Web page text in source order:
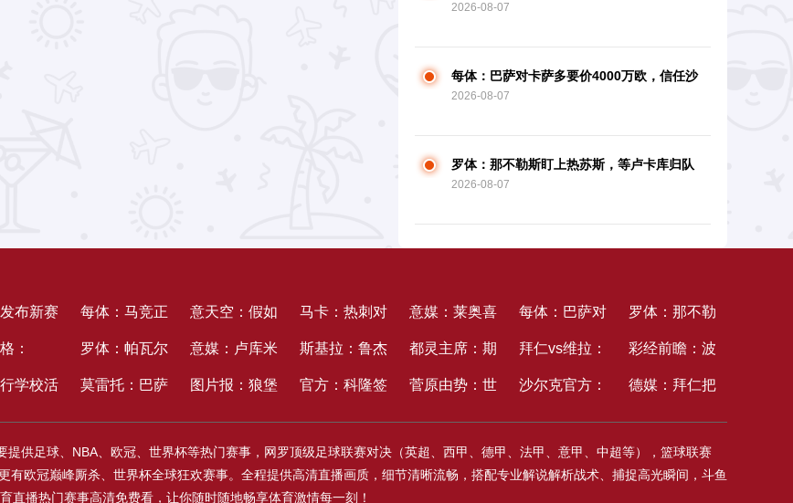
兰自己不想再归队
2026-08-07
每体：巴萨对卡萨多要价4000万欧，信任沙
特沙龙有才能满意
2026-08-07
罗体：那不勒斯盯上热苏斯，等卢卡库归队
后再买人
2026-08-07
布新赛
球衣：
色调配
火焰图
每体：马竞正
在引入罗梅
罗，想要以此
来留住阿尔瓦
雷斯
意天空：假如
卢卡库和卢卡
中有人归队，
那不勒斯将推
动热苏斯
马卡：热刺对
罗梅罗起价
4000万欧，
马竞此前报
3000万欧元
被拒
意媒：莱奥喜
爱阿莫林的风
格，现已告知
米兰自己不想
再归队
每体：巴萨对
卡萨多要价
4000万欧，
信任沙特沙龙
有才能满意
罗体：那不勒
斯盯上热苏
斯，等卢卡库
归队后再买人
：
5000万
德里没
，还不
留他一年
罗体：帕瓦尔
想留国米，罗
梅罗转会恐被
截胡
意媒：卢库米
依旧优先选择
尤文，现已达
到5年合同
斯基拉：鲁杰
里已与维拉谈
妥个人合同，
间隔加盟仅一
步之遥
都灵主席：期
望本赛季成最
佳赛季，之后
或许出售沙龙
拜仁vs维拉：
诺伊尔、金玟
哉先发，比朔
夫、布朗出战
彩经前瞻：波
鸿vs柏林赫
塔；德乙揭幕
战，传统强队
学校活
尔伯、
迪别离
拜仁与维
莫雷托：巴萨
未来几个小时
内联系曼城为
罗德里提交正
图片报：狼堡
是德乙冠军最
大抢手，夺冠
概率高达
官方：科隆签
下本菲卡18
岁中场吉尔-
内维斯
菅原由势：世
界杯开赛前板
仓滉与堂安律
沙尔克官方：
球队签下法兰
克福球员埃宾
德媒：拜仁把
比朔夫当公关
新宠，他还和
供足球、NBA、欧冠、世界杯等热门赛事，网罗顶级足球联赛对决（英超、西甲、德甲、法甲、意甲、中超等），篮球联赛
有欧冠巅峰厮杀、世界杯全球狂欢赛事。全程提供高清直播画质，细节清晰流畅，搭配专业解说解析战术、捕捉高光瞬间，斗鱼
直播热门赛事高清免费看，让你随时随地畅享体育激情每一刻！